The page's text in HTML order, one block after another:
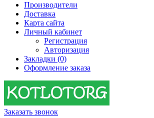
Производители
Доставка
Карта сайта
Личный кабинет
Регистрация
Авторизация
Закладки (0)
Оформление заказа
Заказать звонок